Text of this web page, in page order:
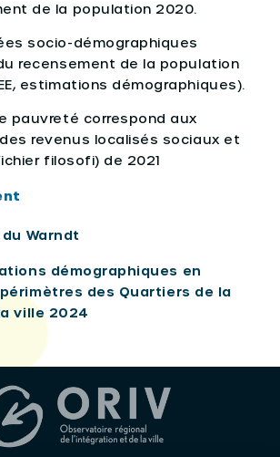
de la population 2020.
socio-démographiques
recensement de la population
estimations démographiques).
pauvreté correspond aux
revenus localisés sociaux et
filosofi) de 2021
du Warndt
démographiques en
des Quartiers de la
ville 2024